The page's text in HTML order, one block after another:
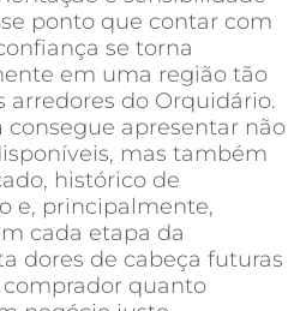
ponto que contar com
se torna
em uma região tão
arredores do Orquidário.
consegue apresentar não
mas também
histórico de
e, principalmente,
cada etapa da
dores de cabeça futuras
quanto